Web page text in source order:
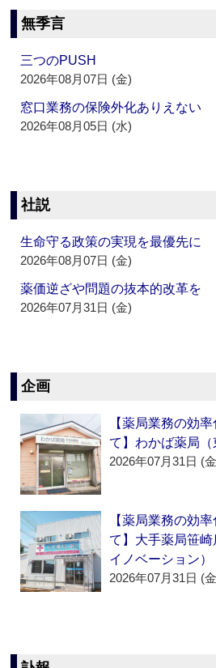
無季言
三つのPUSH
2026年08月07日 (金)
窓口業務の保険外化ありえない
2026年08月05日 (水)
社説
生命守る政策の実現を最優先に
2026年08月07日 (金)
薬価逆ざや問題の抜本的改革を
2026年07月31日 (金)
企画
【薬局業務の効
て】わかば薬局（
2026年07月31日 (
【薬局業務の効
て】大手薬局笹
イノベーション）
2026年07月31日 (